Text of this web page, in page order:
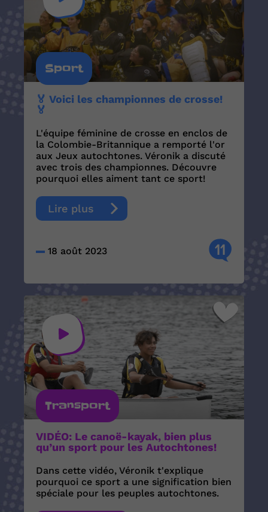
Sport
🏅 Voici les championnes de crosse!
🏅
L'équipe féminine de crosse en enclos de
la Colombie-Britannique a remporté l'or
aux Jeux autochtones. Véronik a discuté
avec trois des championnes. Découvre
pourquoi elles aiment tant ce sport!
Lire plus
18 août 2023 11
Transport
VIDÉO: Le canoë-kayak, bien plus
qu’un sport pour les Autochtones!
Dans cette vidéo, Véronik t'explique
pourquoi ce sport a une signification bien
spéciale pour les peuples autochtones.